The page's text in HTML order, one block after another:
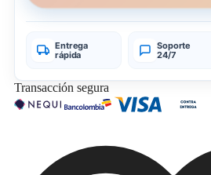
Entrega
rápida
Soporte
24/7
Transacción segura